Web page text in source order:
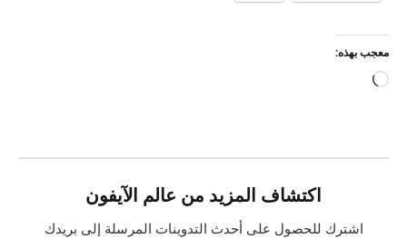
معجب بهذه:
جاري
اكتشاف المزيد من عالم الآيفون
اشترك للحصول على أحدث التدوينات المرسلة إلى بريدك